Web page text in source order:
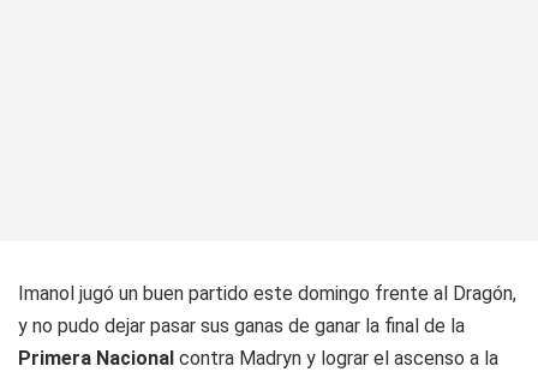
Imanol jugó un buen partido este domingo frente al Dragón,
y no pudo dejar pasar sus ganas de ganar la final de la
Primera Nacional contra Madryn y lograr el ascenso a la